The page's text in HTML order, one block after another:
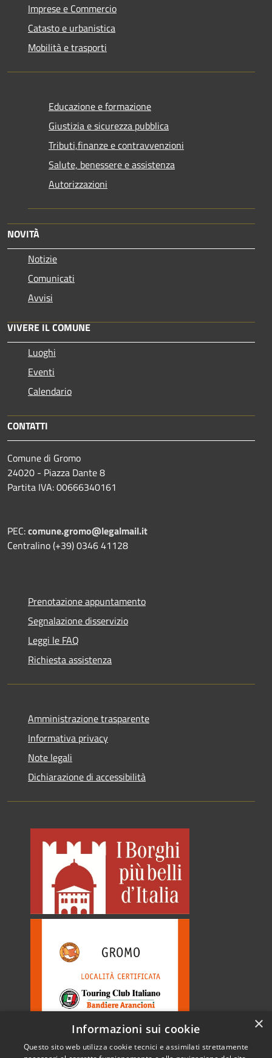
Imprese e Commercio
Catasto e urbanistica
Mobilità e trasporti
Educazione e formazione
Giustizia e sicurezza pubblica
Tributi,finanze e contravvenzioni
Salute, benessere e assistenza
Autorizzazioni
NOVITÀ
Notizie
Comunicati
Avvisi
VIVERE IL COMUNE
Luoghi
Eventi
Calendario
CONTATTI
Comune di Gromo
24020 - Piazza Dante 8
Partita IVA: 00666340161
PEC:comune.gromo@legalmail.it
Centralino (+39) 0346 41128
Prenotazione appuntamento
Segnalazione disservizio
Leggi le FAQ
Richiesta assistenza
Amministrazione trasparente
Informativa privacy
Note legali
Dichiarazione di accessibilità
×
Informazioni sui cookie
Questo sito web utilizza cookie tecnici e assimilati strettamente